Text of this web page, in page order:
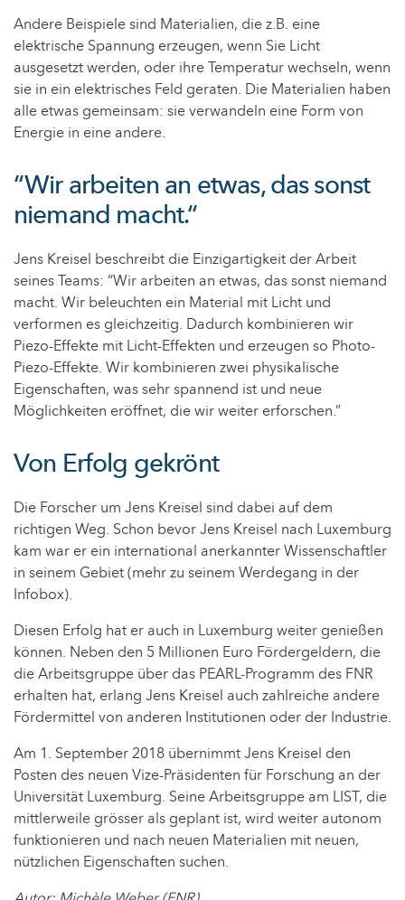
Andere Beispiele sind Materialien, die z.B. eine
elektrische Spannung erzeugen, wenn Sie Licht
ausgesetzt werden, oder ihre Temperatur wechseln, wenn
sie in ein elektrisches Feld geraten. Die Materialien haben
alle etwas gemeinsam: sie verwandeln eine Form von
Energie in eine andere.
“Wir arbeiten an etwas, das sonst
niemand macht.“
Jens Kreisel beschreibt die Einzigartigkeit der Arbeit
seines Teams: “Wir arbeiten an etwas, das sonst niemand
macht. Wir beleuchten ein Material mit Licht und
verformen es gleichzeitig. Dadurch kombinieren wir
Piezo-Effekte mit Licht-Effekten und erzeugen so Photo-
Piezo-Effekte. Wir kombinieren zwei physikalische
Eigenschaften, was sehr spannend ist und neue
Möglichkeiten eröffnet, die wir weiter erforschen.”
Von Erfolg gekrönt
Die Forscher um Jens Kreisel sind dabei auf dem
richtigen Weg. Schon bevor Jens Kreisel nach Luxemburg
kam war er ein international anerkannter Wissenschaftler
in seinem Gebiet (mehr zu seinem Werdegang in der
Infobox).
Diesen Erfolg hat er auch in Luxemburg weiter genießen
können. Neben den 5 Millionen Euro Fördergeldern, die
die Arbeitsgruppe über das PEARL-Programm des FNR
erhalten hat, erlang Jens Kreisel auch zahlreiche andere
Fördermittel von anderen Institutionen oder der Industrie.
Am 1. September 2018 übernimmt Jens Kreisel den
Posten des neuen Vize-Präsidenten für Forschung an der
Universität Luxemburg. Seine Arbeitsgruppe am LIST, die
mittlerweile grösser als geplant ist, wird weiter autonom
funktionieren und nach neuen Materialien mit neuen,
nützlichen Eigenschaften suchen.